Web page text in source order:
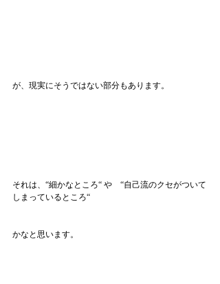
が、現実にそうではない部分もあります。
それは、“細かなところ“ や　“自己流のクセがついて
しまっているところ“
かなと思います。